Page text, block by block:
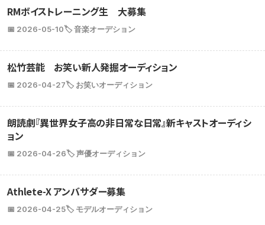
RMボイストレーニング生 大募集
📅 2026-05-10🏷️ 音楽オーデション
松竹芸能 お笑い新人発掘オーディション
📅 2026-04-27🏷️ お笑いオーディション
朗読劇『異世界女子高の非日常な日常』新キャストオーディシ
ョン
📅 2026-04-26🏷️ 声優オーディション
Athlete-X アンバサダー募集
📅 2026-04-25🏷️ モデルオーディション